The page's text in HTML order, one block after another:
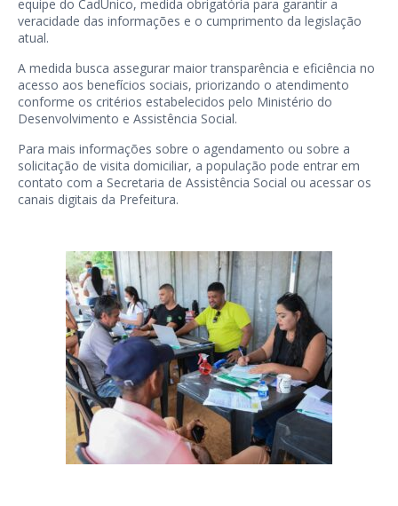
equipe do CadÚnico, medida obrigatória para garantir a
veracidade das informações e o cumprimento da legislação
atual.
A medida busca assegurar maior transparência e eficiência no
acesso aos benefícios sociais, priorizando o atendimento
conforme os critérios estabelecidos pelo Ministério do
Desenvolvimento e Assistência Social.
Para mais informações sobre o agendamento ou sobre a
solicitação de visita domiciliar, a população pode entrar em
contato com a Secretaria de Assistência Social ou acessar os
canais digitais da Prefeitura.